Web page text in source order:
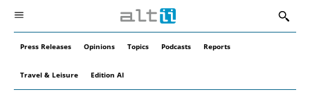
Press Releases Opinions Topics Podcasts Reports
Travel & Leisure Edition AI